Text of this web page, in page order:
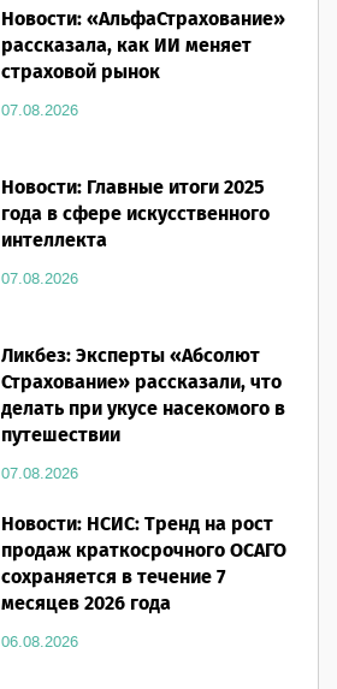
Новости: «АльфаСтрахование»
рассказала, как ИИ меняет
страховой рынок
07.08.2026
Новости: Главные итоги 2025
года в сфере искусственного
интеллекта
07.08.2026
Ликбез: Эксперты «Абсолют
Страхование» рассказали, что
делать при укусе насекомого в
путешествии
07.08.2026
Новости: НСИС: Тренд на рост
продаж краткосрочного ОСАГО
сохраняется в течение 7
месяцев 2026 года
06.08.2026